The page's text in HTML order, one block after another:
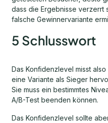
dass die Ergebnisse verzerrt
falsche Gewinnervariante
5 Schlusswort
Das Konfidenzlevel misst
eine Variante als Sieger
Sie muss ein bestimmtes
A/B-Test beenden können.
Das Konfidenzlevel sollte